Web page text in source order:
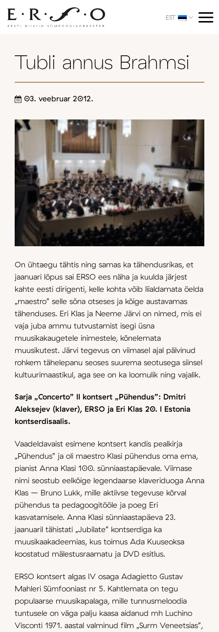
content
EST
Tubli annus Brahmsi
03. veebruar 2012.
On ühtaegu tähtis ning samas ka tähendusrikas, et
jaanuari lõpus sai ERSO ees näha ja kuulda järjest
kahte eesti dirigenti, kelle kohta võib liialdamata öelda
„maestro” selle sõna otseses ja kõige austavamas
tähenduses. Eri Klas ja Neeme Järvi on nimed, mis ei
vaja juba ammu tutvustamist isegi üsna
muusikakaugetele inimestele, kõnelemata
muusikutest. Järvi tegevus on viimasel ajal pälvinud
rohkem tähelepanu seoses suurema seotusega siinsel
kultuurimaastikul, aga see on ka loomulik ning vajalik.
Sarja „Concerto” II kontsert „Pühendus”: Dmitri
Aleksejev (klaver), ERSO ja Eri Klas 20. I Estonia
kontserdisaalis.
Vaadeldavaist esimene kontsert kandis pealkirja
„Pühendus” ja oli maestro Klasi pühendus oma ema,
pianist Anna Klasi 100. sünniaastapäevale. Viimase
nimi seostub eelkõige legendaarse klaveriduoga Anna
Klas – Bruno Lukk, mille aktiivse tegevuse kõrval
pühendus ta pedagoogitööle ja poeg Eri
kasvatamisele. Anna Klasi sünniaastapäeva 23.
jaanuaril tähistati „Jubilate” kontserdiga ka
muusikaakadeemias, kus toimus Ada Kuuseoksa
koostatud mälestusraamatu ja DVD esitlus.
ERSO kontsert algas IV osaga Adagietto Gustav
Mahleri Sümfooniast nr 5. Kahtlemata on tegu
populaarse muusikapalaga, mille tunnusmeloodia
tuntusele on väga palju kaasa aidanud mh Luchino
Visconti 1971. aastal valminud film „Surm Veneetsias”,